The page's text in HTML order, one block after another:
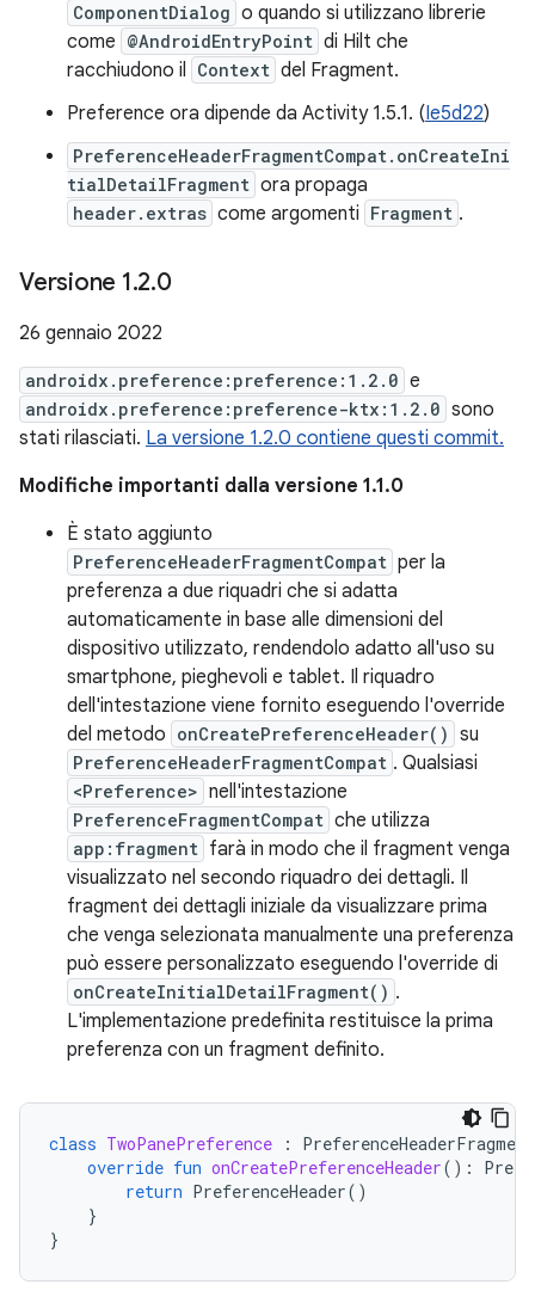
ComponentDialog o quando si utilizzano librerie
come @AndroidEntryPoint di Hilt che
racchiudono il Context del Fragment.
Preference ora dipende da Activity 1.5.1. (Ie5d22)
PreferenceHeaderFragmentCompat.onCreateIni
tialDetailFragment ora propaga
header.extras come argomenti Fragment .
Versione 1.2.0
26 gennaio 2022
androidx.preference:preference:1.2.0 e
androidx.preference:preference-ktx:1.2.0 sono
stati rilasciati. La versione 1.2.0 contiene questi commit.
Modifiche importanti dalla versione 1.1.0
È stato aggiunto
PreferenceHeaderFragmentCompat per la
preferenza a due riquadri che si adatta
automaticamente in base alle dimensioni del
dispositivo utilizzato, rendendolo adatto all'uso su
smartphone, pieghevoli e tablet. Il riquadro
dell'intestazione viene fornito eseguendo l'override
del metodo onCreatePreferenceHeader() su
PreferenceHeaderFragmentCompat . Qualsiasi
<Preference> nell'intestazione
PreferenceFragmentCompat che utilizza
app:fragment farà in modo che il fragment venga
visualizzato nel secondo riquadro dei dettagli. Il
fragment dei dettagli iniziale da visualizzare prima
che venga selezionata manualmente una preferenza
può essere personalizzato eseguendo l'override di
onCreateInitialDetailFragment() .
L'implementazione predefinita restituisce la prima
preferenza con un fragment definito.
class TwoPanePreference :
override fun onCreatePreferenceHeader():
return PreferenceHeader()
}
}